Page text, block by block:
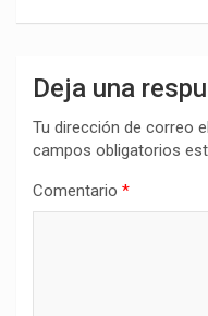
Deja una
Tu dirección de correo
campos obligatorios
Comentario *